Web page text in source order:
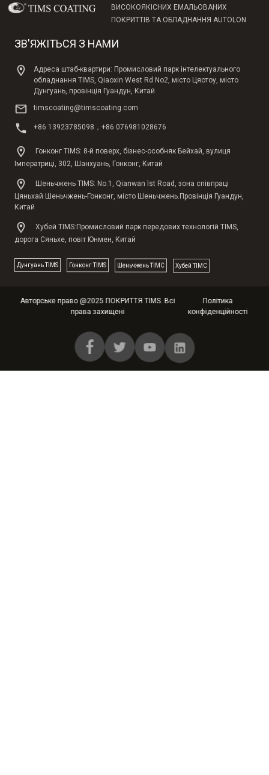
ВИСОКОЯКІСНИХ ЕМАЛЬОВАНИХ
ПОКРИТТІВ ТА ОБЛАДНАННЯ AUTOLON
ЗВ'ЯЖІТЬСЯ З НАМИ
Адреса штаб-квартири: Промисловий парк інтелектуального
обладнання TIMS, Qiaoxin West Rd No2, місто Цяотоу, місто
Дунгуань, провінція Гуандун, Китай
timscoating@timscoating.com
+86 13923785098，+86 076981028676
Гонконг TIMS: 8-й поверх, бізнес-особняк Бейхай, вулиця
Імператриці, 302, Шанхуань, Гонконг, Китай
Шеньчжень TIMS: No.1, Qianwan lst Road, зона співпраці
Цяньхай Шеньчжень-Гонконг, місто Шеньчжень.Провінція Гуандун,
Китай
Хубей TIMS:Промисловий парк передових технологій TIMS,
дорога Сяньхе, повіт Юнмен, Китай
Дунгуань TlMS Гонконг TIMS Шеньчжень ТІМС Хубей ТІМС
Авторське право @2025 ПОКРИТТЯ TIMS. Всі
права захищені
Політика
конфіденційності